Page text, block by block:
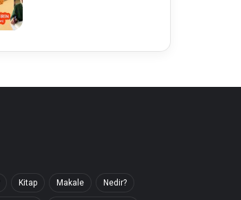
Kitap Makale Nedir?